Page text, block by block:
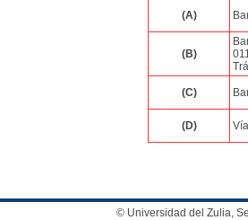
(A)
(B)
(C)
(D)
© Universidad del Zulia,